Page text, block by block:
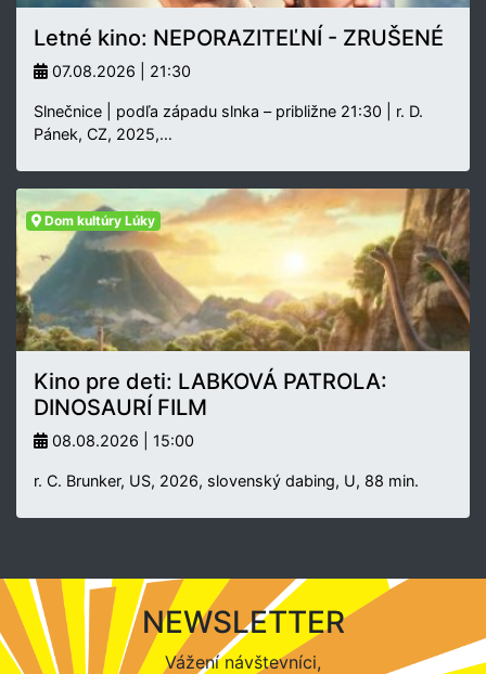
Letné kino: NEPORAZITEĽNÍ - ZRUŠENÉ
07.08.2026 | 21:30
Slnečnice | podľa západu slnka – približne 21:30 | r. D.
Pánek, CZ, 2025,…
Dom kultúry Lúky
Kino pre deti: LABKOVÁ PATROLA:
DINOSAURÍ FILM
08.08.2026 | 15:00
r. C. Brunker, US, 2026, slovenský dabing, U, 88 min.
NEWSLETTER
Vážení návštevníci,